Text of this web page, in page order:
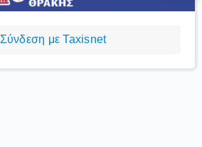
Σύνδεση με Taxisnet